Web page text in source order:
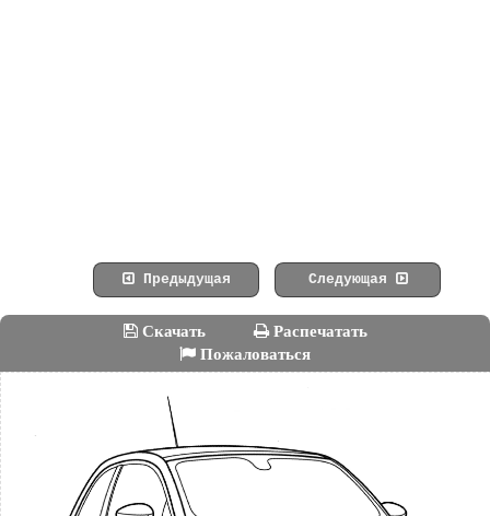
Предыдущая Следующая
Скачать
Распечатать
Пожаловаться